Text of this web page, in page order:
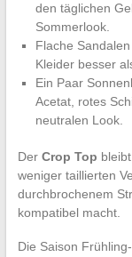
den täglichen
Sommerlook.
Flache
Kleider besser
Ein Paar
Acetat, rotes
neutralen Look.
Der Crop Top
weniger taillierten
durchbrochenem
kompatibel macht.
Die Saison